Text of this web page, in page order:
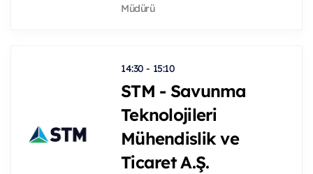
Müdürü
14:30 - 15:10
STM - Savunma
Teknolojileri
Mühendislik ve
Ticaret A.Ş.